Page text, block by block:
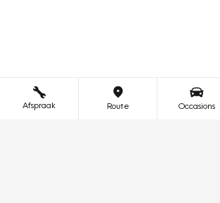
Afspraak Route Occasions